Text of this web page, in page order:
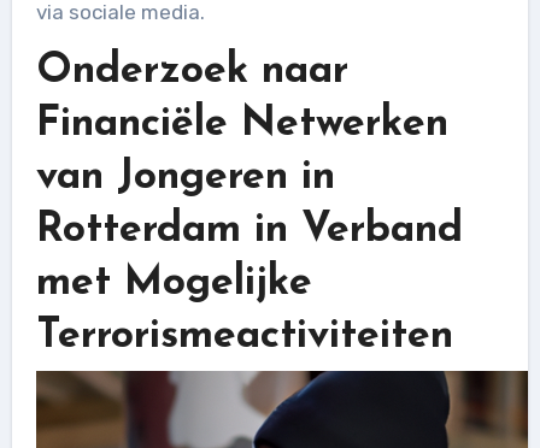
via sociale media.
Onderzoek naar
Financiële Netwerken
van Jongeren in
Rotterdam in Verband
met Mogelijke
Terrorismeactiviteiten